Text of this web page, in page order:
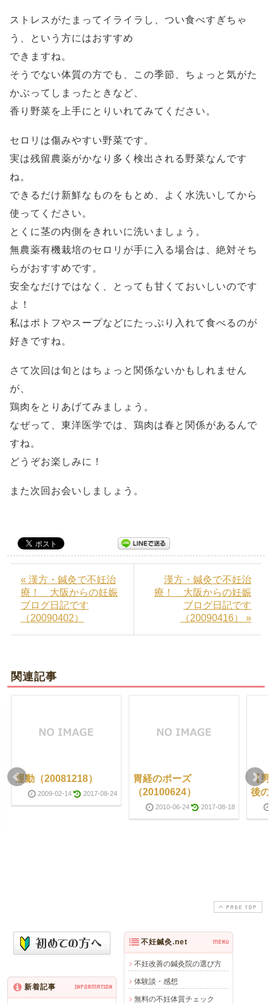
ストレスがたまってイライラし、つい食べすぎちゃ
う、という方にはおすすめ
できますね。
そうでない体質の方でも、この季節、ちょっと気がた
かぶってしまったときなど、
香り野菜を上手にとりいれてみてください。
セロリは傷みやすい野菜です。
実は残留農薬がかなり多く検出される野菜なんです
ね。
できるだけ新鮮なものをもとめ、よく水洗いしてから
使ってください。
とくに茎の内側をきれいに洗いましょう。
無農薬有機栽培のセロリが手に入る場合は、絶対そち
らがおすすめです。
安全なだけではなく、とっても甘くておいしいのです
よ！
私はポトフやスープなどにたっぷり入れて食べるのが
好きですね。
さて次回は旬とはちょっと関係ないかもしれません
が、
鶏肉をとりあげてみましょう。
なぜって、東洋医学では、鶏肉は春と関係があるんで
すね。
どうぞお楽しみに！
また次回お会いしましょう。
« 漢方・鍼灸で不妊治
療！ 大阪からの妊娠
ブログ日記です
（20090402）
漢方・鍼灸で不妊治
療！ 大阪からの妊娠
ブログ日記です
（20090416） »
関連記事
運動（20081218）
2009-02-14 2017-08-24
胃経のポーズ
（20100624）
2010-06-24 2017-08-18
【
後
PAGE TOP
不妊鍼灸.net MENU
不妊改善の鍼灸院の選び方
体験談・感想
無料の不妊体質チェック
新着記事 INFORMATION